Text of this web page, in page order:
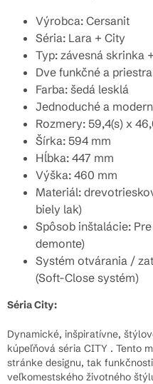
Výrobca: Cersanit
Séria: Lara + City
Typ: závesná skrinka
Dve funkčné a
Farba: šedá lesklá
Jednoduché a
Rozmery: 59,4(s) x
Šírka: 594 mm
Hĺbka: 447 mm
Výška: 460 mm
Materiál:
biely lak)
Spôsob inštalácie:
demonte)
Systém otvárania /
(Soft-Close systém)
Séria City:
Dynamické, inšpiratívne,
kúpeľňová séria CITY . Tento
stránke designu, tak
veľkomestského životného